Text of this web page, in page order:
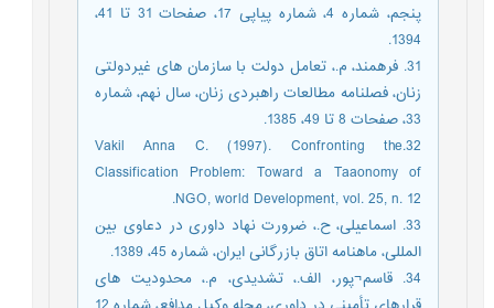
پنجم، شماره 4، شماره پیاپی 17، صفحات 31 تا 41،
1394.
31. فرهمند، م.، تعامل دولت با سازمان های غیردولتی
زنان، فصلنامه مطالعات راهبردی زنان، سال نهم، شماره
33، صفحات 8 تا 49، 1385.
32.Vakil Anna C. (1997). Confronting the
Classification Problem: Toward a Taaonomy of
NGO, world Development, vol. 25, n. 12.
33. اسماعیلی، ح.، ضرورت نهاد داوری در دعاوی بین
المللی، ماهنامه اتاق بازرگانی ایران، شماره 45، 1389.
34. قاسم¬پور، الف.، تشدیدی، م.، محدودیت های